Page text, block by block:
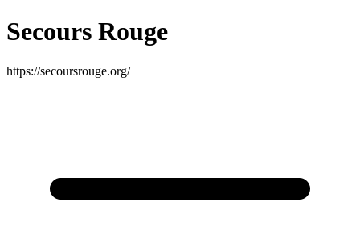
Secours Rouge
https://secoursrouge.org/